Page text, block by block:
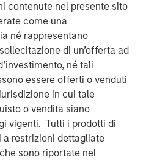
contenute nel presente sito
come una
né rappresentano
di un’offerta ad
né tali
essere offerti o venduti
in cui tale
o vendita siano
vigenti. Tutti i prodotti di
restrizioni dettagliate
sono riportate nel
phase of its expansion.”
completion of this
well established company.
our objective of
the BAST industry
advisor to Morgan
management company of
advisory role in arranging